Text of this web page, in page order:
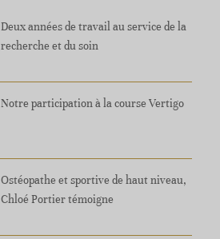
Deux années de travail au service de la
recherche et du soin
Notre participation à la course Vertigo
Ostéopathe et sportive de haut niveau,
Chloé Portier témoigne